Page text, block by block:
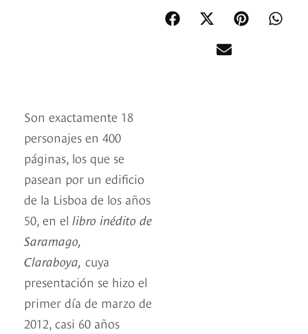
Son exactamente 18
personajes en 400
páginas, los que se
pasean por un edificio
de la Lisboa de los años
50, en el libro inédito de
Saramago,
Claraboya, cuya
presentación se hizo el
primer día de marzo de
2012, casi 60 años